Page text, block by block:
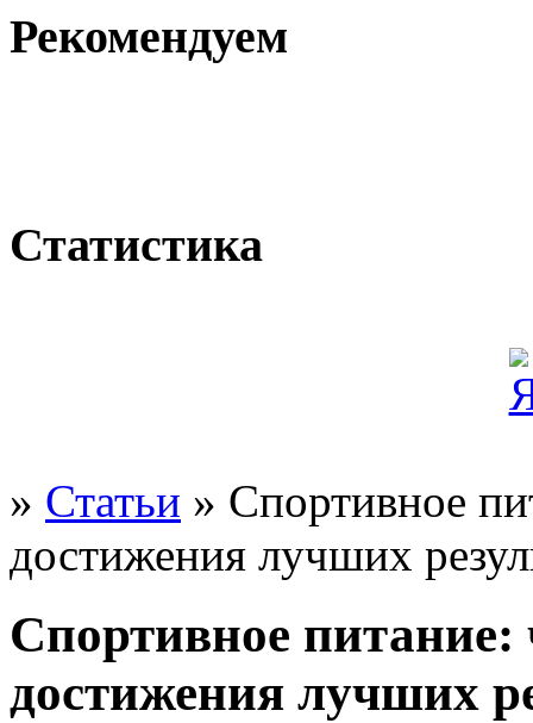
Рекомендуем
Статистика
» Статьи » Спортивное
достижения лучших
Спортивное питание:
достижения лучших